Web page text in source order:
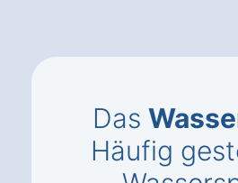
Das
Häufig